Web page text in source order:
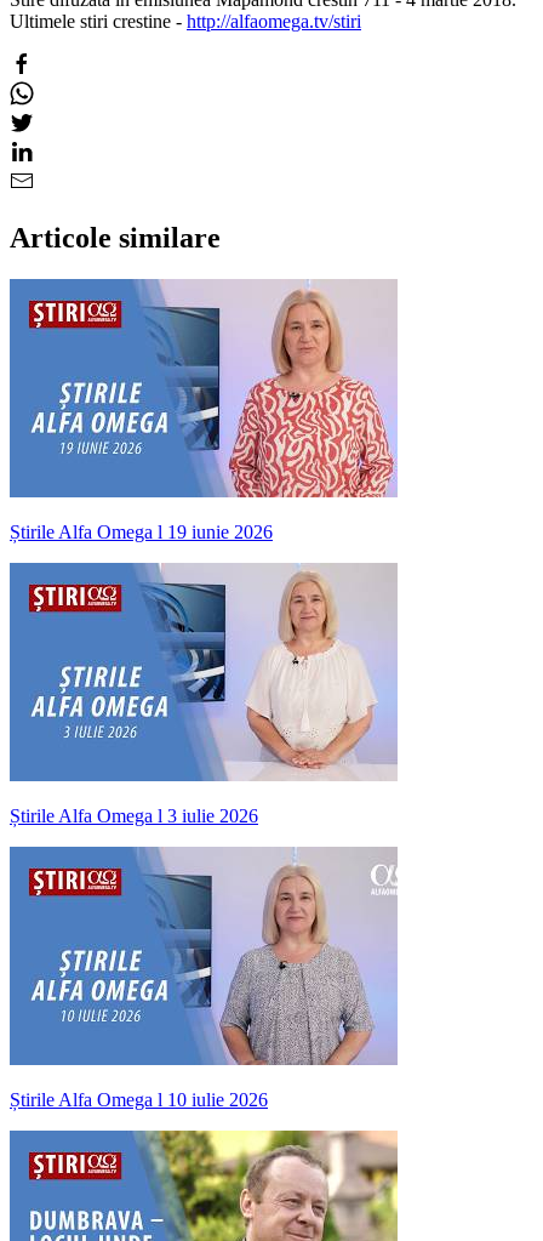
Ultimele stiri crestine - http://alfaomega.tv/stiri
Articole similare
Știrile Alfa Omega l 19 iunie 2026
Știrile Alfa Omega l 3 iulie 2026
Știrile Alfa Omega l 10 iulie 2026